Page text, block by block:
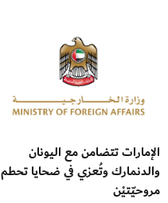
الإمارات تتضامن مع اليونان
والدنمارك وتُعزي في ضحايا تحطم
مروحيّتيْن